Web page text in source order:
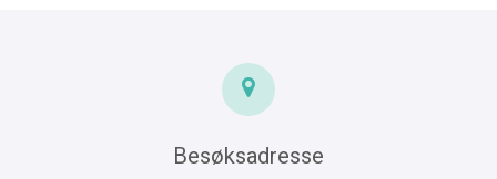
Besøksadresse